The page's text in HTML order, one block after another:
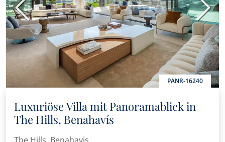
PANR-16240
Vorherige
Luxuriöse Villa mit Panoramablick in
The Hills, Benahavís